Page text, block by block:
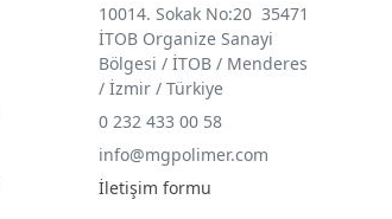
10014. Sokak No:20 35471
İTOB Organize Sanayi
Bölgesi / İTOB / Menderes
/ İzmir / Türkiye
0 232 433 00 58
info@mgpolimer.com
İletişim formu